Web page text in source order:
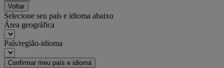
Voltar
Selecione seu país e idioma abaixo
Área geográfica
País/região-idioma
Confirmar meu país e idioma